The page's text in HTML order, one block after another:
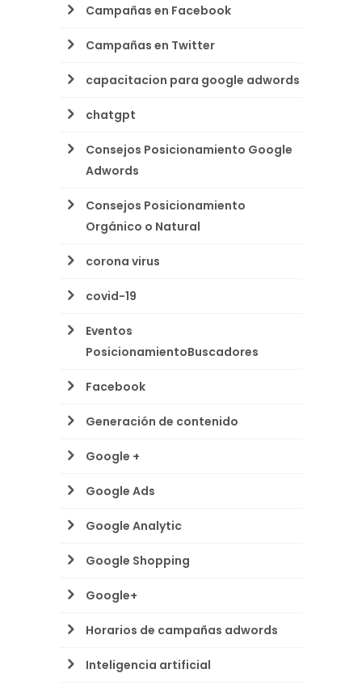
Campañas en Facebook
Campañas en Twitter
capacitacion para google adwords
chatgpt
Consejos Posicionamiento Google
Adwords
Consejos Posicionamiento
Orgánico o Natural
corona virus
covid-19
Eventos
PosicionamientoBuscadores
Facebook
Generación de contenido
Google +
Google Ads
Google Analytic
Google Shopping
Google+
Horarios de campañas adwords
Inteligencia artificial